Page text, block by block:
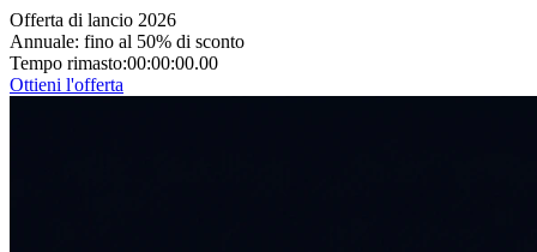
Offerta di lancio 2026
Annuale: fino al 50% di sconto
Tempo rimasto:00:00:00.00
Ottieni l'offerta